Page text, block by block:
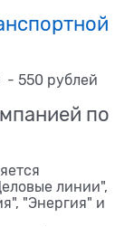
- 550 рублей
по
линии",
"Энергия" и